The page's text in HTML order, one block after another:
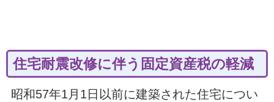
住宅耐震改修に伴う固定資産税の軽減
昭和57年1月1日以前に建築された住宅につい